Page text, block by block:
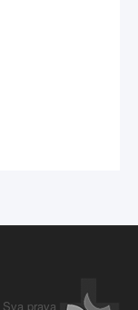
Sva prava